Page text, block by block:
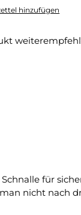
hinzufügen
für
nicht nach